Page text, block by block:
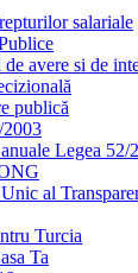
salariale
avere si de
publică
2003
Legea 52/
al
Turcia
Ta